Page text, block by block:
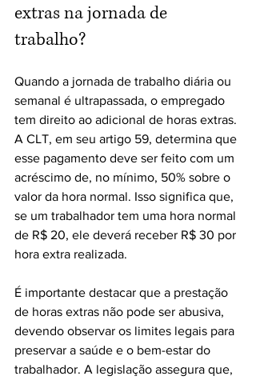
extras na jornada de
trabalho?
Quando a jornada de trabalho diária ou
semanal é ultrapassada, o empregado
tem direito ao adicional de horas extras.
A CLT, em seu artigo 59, determina que
esse pagamento deve ser feito com um
acréscimo de, no mínimo, 50% sobre o
valor da hora normal. Isso significa que,
se um trabalhador tem uma hora normal
de R$ 20, ele deverá receber R$ 30 por
hora extra realizada.
É importante destacar que a prestação
de horas extras não pode ser abusiva,
devendo observar os limites legais para
preservar a saúde e o bem-estar do
trabalhador. A legislação assegura que,